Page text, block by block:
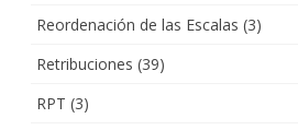
Reordenación de las Escalas (3)
Retribuciones (39)
RPT (3)